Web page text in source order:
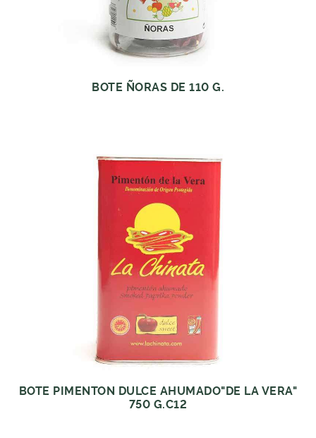
BOTE ÑORAS DE 110 G.
BOTE PIMENTON DULCE AHUMADO"DE LA VERA"
750 G.C12